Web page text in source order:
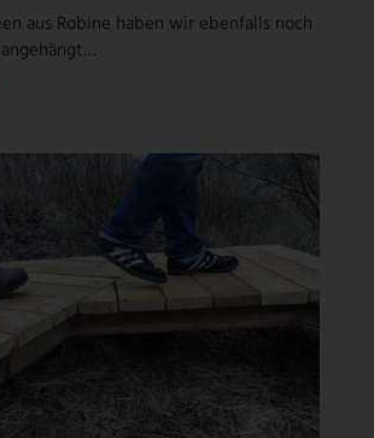
aus Robine haben wir ebenfalls noch